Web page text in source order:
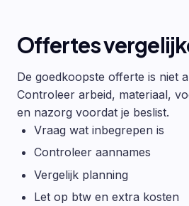
Offertes
De goedkoopste offerte is niet
Controleer arbeid, materiaal,
en nazorg voordat je beslist.
Vraag wat inbegrepen is
Controleer aannames
Vergelijk planning
Let op btw en extra kosten